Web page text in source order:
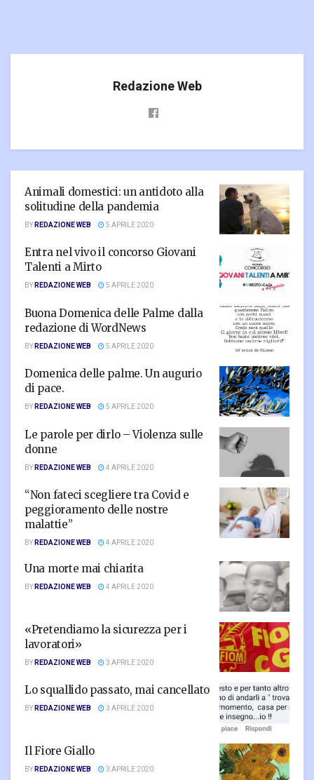
Redazione Web
Animali domestici: un antidoto alla
solitudine della pandemia
BYREDAZIONE WEB 5 APRILE 2020
Entra nel vivo il concorso Giovani
Talenti a Mirto
BYREDAZIONE WEB 5 APRILE 2020
Buona Domenica delle Palme dalla
redazione di WordNews
BYREDAZIONE WEB 5 APRILE 2020
Domenica delle palme. Un augurio
di pace.
BYREDAZIONE WEB 5 APRILE 2020
Le parole per dirlo – Violenza sulle
donne
BYREDAZIONE WEB 4 APRILE 2020
“Non fateci scegliere tra Covid e
peggioramento delle nostre
malattie”
BYREDAZIONE WEB 4 APRILE 2020
Una morte mai chiarita
BYREDAZIONE WEB 4 APRILE 2020
«Pretendiamo la sicurezza per i
lavoratori»
BYREDAZIONE WEB 3 APRILE 2020
Lo squallido passato, mai cancellato
BYREDAZIONE WEB 3 APRILE 2020
Il Fiore Giallo
BYREDAZIONE WEB 3 APRILE 2020